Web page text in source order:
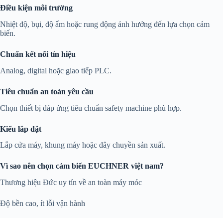
Điều kiện môi trường
Nhiệt độ, bụi, độ ẩm hoặc rung động ảnh hưởng đến lựa chọn cảm
biến.
Chuẩn kết nối tín hiệu
Analog, digital hoặc giao tiếp PLC.
Tiêu chuẩn an toàn yêu cầu
Chọn thiết bị đáp ứng tiêu chuẩn safety machine phù hợp.
Kiểu lắp đặt
Lắp cửa máy, khung máy hoặc dây chuyền sản xuất.
Vì sao nên chọn cảm biến EUCHNER việt nam?
Thương hiệu Đức uy tín về an toàn máy móc
Độ bền cao, ít lỗi vận hành